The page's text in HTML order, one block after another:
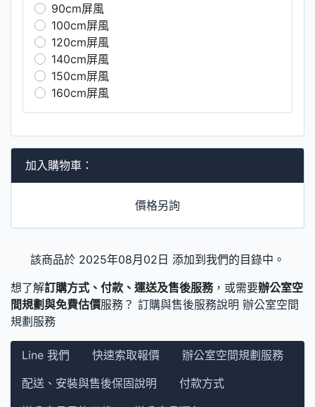
90cm屏風
100cm屏風
120cm屏風
140cm屏風
150cm屏風
160cm屏風
加入購物車：
價格另詢
該商品於 2025年08月02日 添加到我們的目錄中。
想了解訂購方式、付款、運送及售後服務，或需要辦公室空
間規劃與免費估價服務？ 訂購與售後服務說明 辦公室空間
規劃服務
Line 我們 快速索取報價
辦公室空間規劃服務
配送、安裝與售後保固說明
付款方式